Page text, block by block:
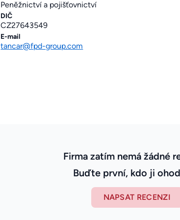
Peněžnictví a pojišťovnictví
DIČ
CZ27643549
E-mail
tancar@fpd-group.com
Firma zatím nemá žádné
Buďte první, kdo ji
NAPSAT RECENZI